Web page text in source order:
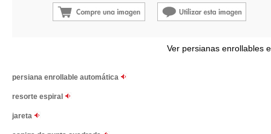
Ver persianas enrollables
persiana enrollable automática
resorte espiral
jareta